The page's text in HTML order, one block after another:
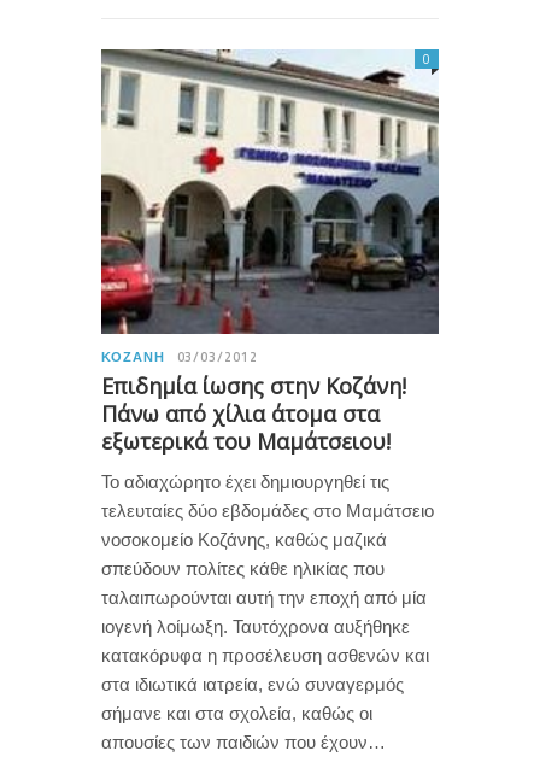
ΚΟΖΆΝΗ 03/03/2012
Επιδημία ίωσης στην Κοζάνη!
Πάνω από χίλια άτομα στα
εξωτερικά του Μαμάτσειου!
0
Το αδιαχώρητο έχει δημιουργηθεί τις
τελευταίες δύο εβδομάδες στο Μαμάτσειο
νοσοκομείο Κοζάνης, καθώς μαζικά
σπεύδουν πολίτες κάθε ηλικίας που
ταλαιπωρούνται αυτή την εποχή από μία
ιογενή λοίμωξη. Ταυτόχρονα αυξήθηκε
κατακόρυφα η προσέλευση ασθενών και
στα ιδιωτικά ιατρεία, ενώ συναγερμός
σήμανε και στα σχολεία, καθώς οι
απουσίες των παιδιών που έχουν…